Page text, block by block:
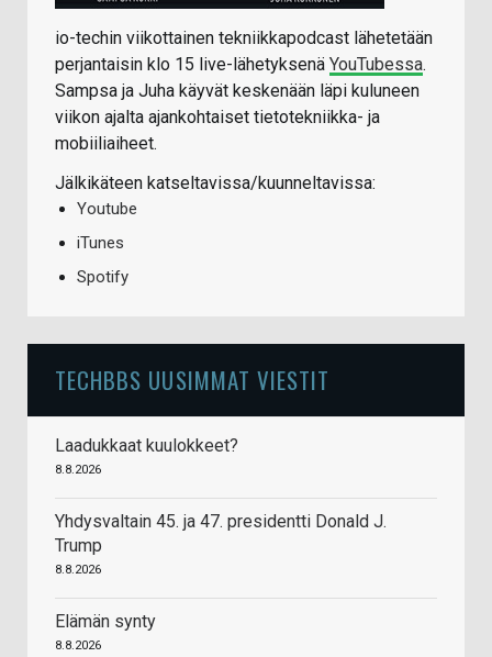
io-techin viikottainen tekniikkapodcast lähetetään
perjantaisin klo 15 live-lähetyksenä YouTubessa.
Sampsa ja Juha käyvät keskenään läpi kuluneen
viikon ajalta ajankohtaiset tietotekniikka- ja
mobiiliaiheet.
Jälkikäteen katseltavissa/kuunneltavissa:
Youtube
iTunes
Spotify
TECHBBS UUSIMMAT VIESTIT
Laadukkaat kuulokkeet?
8.8.2026
Yhdysvaltain 45. ja 47. presidentti Donald J.
Trump
8.8.2026
Elämän synty
8.8.2026